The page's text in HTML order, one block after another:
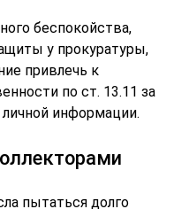
беспокойства,
у прокуратуры,
привлечь к
по ст. 13.11 за
информации.
пытаться долго